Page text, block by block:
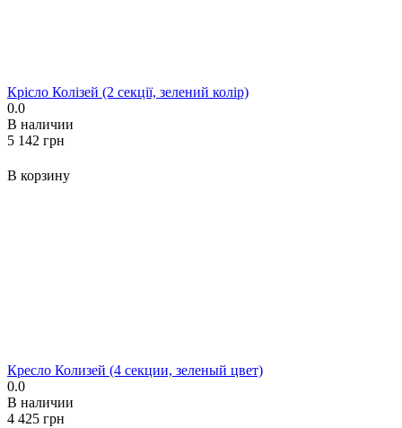
Крісло Колізей (2 секції, зелений колір)
0.0
В наличии
‍5 142‍ грн
В корзину
Кресло Колизей (4 секции, зеленый цвет)
0.0
В наличии
‍4 425‍ грн